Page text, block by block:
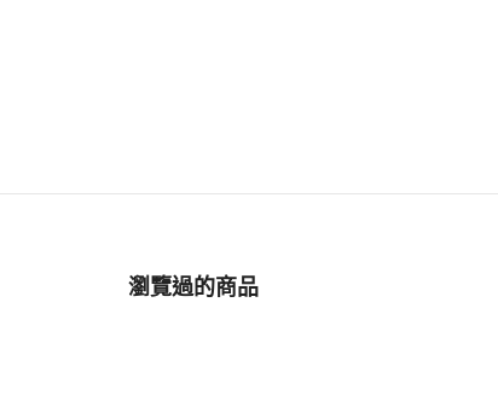
瀏覽過的商品